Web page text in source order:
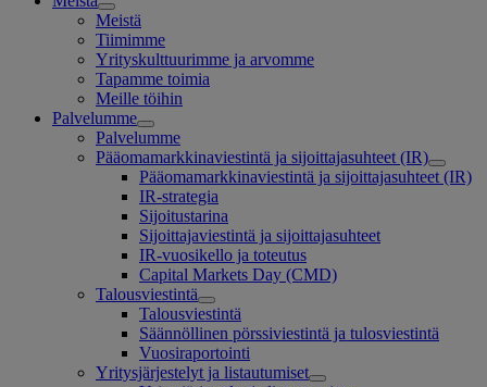
Meistä
Tiimimme
Yrityskulttuurimme ja arvomme
Tapamme toimia
Meille töihin
Palvelumme
Palvelumme
Pääomamarkkinaviestintä ja sijoittajasuhteet (IR)
Pääomamarkkinaviestintä ja sijoittajasuhteet (IR)
IR-strategia
Sijoitustarina
Sijoittajaviestintä ja sijoittajasuhteet
IR-vuosikello ja toteutus
Capital Markets Day (CMD)
Talousviestintä
Talousviestintä
Säännöllinen pörssiviestintä ja tulosviestintä
Vuosiraportointi
Yritysjärjestelyt ja listautumiset